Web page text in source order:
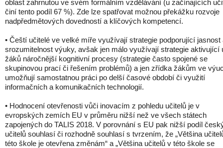
oblast zahrnutou ve svém formálním vzdělávání (u začínajících
činí tento podíl 67 %). Zde lze spatřovat možnou překážku rozvoje
nadpředmětových dovedností a klíčových kompetencí.
• Čeští učitelé ve velké míře využívají strategie podporující jasnost
srozumitelnost výuky, avšak jen málo využívají strategie aktivující
žáků náročnější kognitivní procesy (strategie často spojené se
skupinovou prací či řešením problémů) a jen zřídka žákům ve
umožňují samostatnou práci po delší časové období či využití
informačních a komunikačních technologií.
• Hodnocení otevřenosti vůči inovacím z pohledu učitelů je v
evropských zemích EU v průměru nižší než ve všech státech
zapojených do TALIS 2018. V porovnání s EU pak nižší podíl
učitelů souhlasí či rozhodně souhlasí s tvrzením, že „Většina
této škole je otevřena změnám“ a „Většina učitelů v této škole se